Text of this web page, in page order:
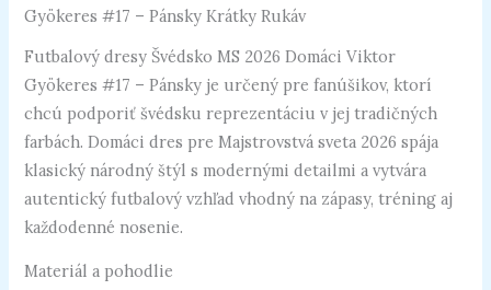
Gyökeres #17 – Pánsky Krátky Rukáv
Futbalový dresy Švédsko MS 2026 Domáci Viktor
Gyökeres #17 – Pánsky je určený pre fanúšikov, ktorí
chcú podporiť švédsku reprezentáciu v jej tradičných
farbách. Domáci dres pre Majstrovstvá sveta 2026 spája
klasický národný štýl s modernými detailmi a vytvára
autentický futbalový vzhľad vhodný na zápasy, tréning aj
každodenné nosenie.
Materiál a pohodlie